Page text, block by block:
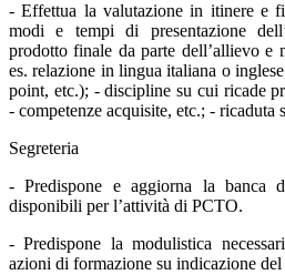
- Effettua la valutazione in itinere e
modi e tempi di presentazione
prodotto finale da parte dell’allievo e
es. relazione in lingua italiana o
point, etc.); - discipline su cui ricade
- competenze acquisite, etc.; - ricaduta
Segreteria
- Predispone e aggiorna la banca
disponibili per l’attività di PCTO.
- Predispone la modulistica
azioni di formazione su indicazione del